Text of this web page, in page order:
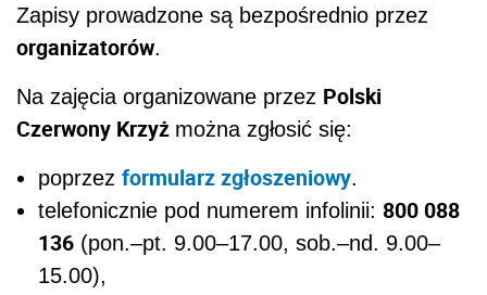
Zapisy prowadzone są bezpośrednio przez
organizatorów.
Na zajęcia organizowane przez Polski
Czerwony Krzyż można zgłosić się:
poprzez formularz zgłoszeniowy.
telefonicznie pod numerem infolinii: 800 088
136 (pon.–pt. 9.00–17.00, sob.–nd. 9.00–
15.00),